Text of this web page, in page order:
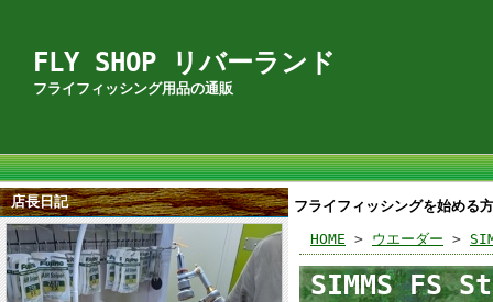
FLY SHOP リバーランド
フライフィッシング用品の通販
店長日記
フライフィッシングを始める
HOME > ウエーダー >
SIMMS FS